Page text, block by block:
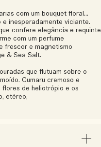
com um bouquet floral...
inesperadamente viciante.
confere elegância e requinte
com um perfume
frescor e magnetismo
& Sea Salt.
que flutuam sobre o
Cumaru cremoso e
de heliotrópio e os
etéreo,